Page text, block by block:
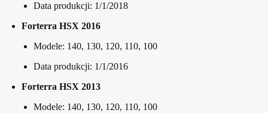
Data produkcji: 1/1/2018
Forterra HSX 2016
Modele: 140, 130, 120, 110, 100
Data produkcji: 1/1/2016
Forterra HSX 2013
Modele: 140, 130, 120, 110, 100